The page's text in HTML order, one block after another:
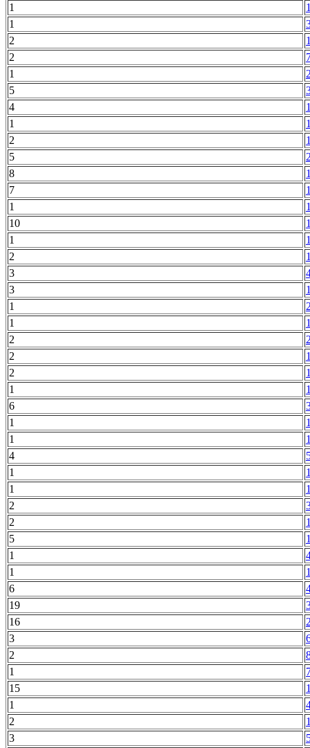
1
1
2
2
1
5
4
1
2
5
8
7
1
10
1
2
3
3
1
1
2
2
2
1
6
1
1
4
1
1
2
2
5
1
1
6
19
16
3
2
1
15
1
2
3